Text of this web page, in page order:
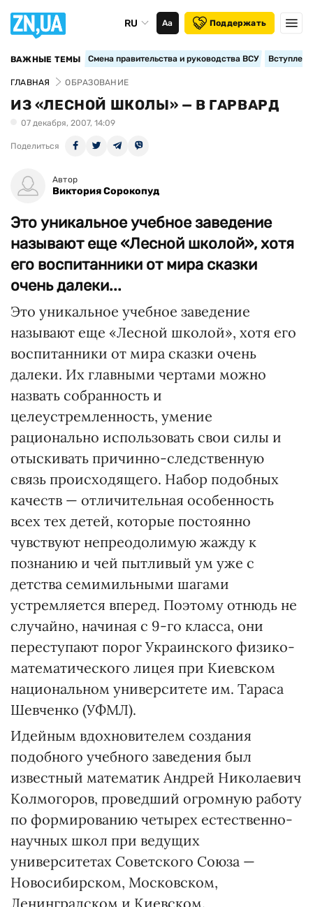
RU Аа Поддержать
ВАЖНЫЕ ТЕМЫ Смена правительства и руководства ВСУ
ГЛАВНАЯ ОБРАЗОВАНИЕ
ИЗ «ЛЕСНОЙ ШКОЛЫ» — В ГАРВАРД
07 декабря, 2007, 14:09
Поделиться
Автор
Виктория Сорокопуд
Это уникальное учебное заведение
называют еще «Лесной школой», хотя
его воспитанники от мира сказки
очень далеки...
Это уникальное учебное заведение
называют еще «Лесной школой», хотя его
воспитанники от мира сказки очень
далеки. Их главными чертами можно
назвать собранность и
целеустремленность, умение
рационально использовать свои силы и
отыскивать причинно-следственную
связь происходящего. Набор подобных
качеств — отличительная особенность
всех тех детей, которые постоянно
чувствуют непреодолимую жажду к
познанию и чей пытливый ум уже с
детства семимильными шагами
устремляется вперед. Поэтому отнюдь не
случайно, начиная с 9-го класса, они
переступают порог Украинского физико-
математического лицея при Киевском
национальном университете им. Тараса
Шевченко (УФМЛ).
Идейным вдохновителем создания
подобного учебного заведения был
известный математик Андрей Николаевич
Колмогоров, проведший огромную работу
по формированию четырех естественно-
научных школ при ведущих
университетах Советского Союза —
Новосибирском, Московском,
Ленинградском и Киевском.